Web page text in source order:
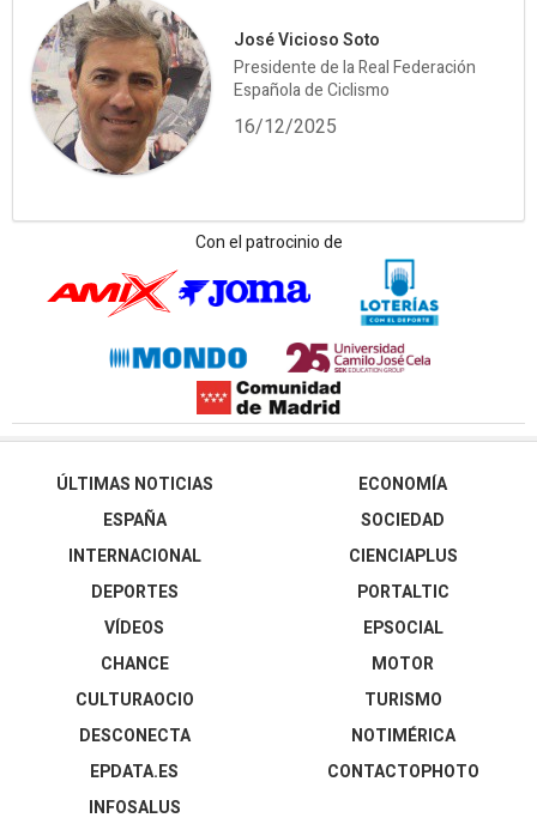
José Vicioso Soto
Presidente de la Real Federación
Española de Ciclismo
16/12/2025
Con el patrocinio de
ÚLTIMAS NOTICIAS
ESPAÑA
INTERNACIONAL
DEPORTES
VÍDEOS
ECONOMÍA
SOCIEDAD
CIENCIAPLUS
PORTALTIC
EPSOCIAL
CHANCE
CULTURAOCIO
DESCONECTA
EPDATA.ES
INFOSALUS
MOTOR
TURISMO
NOTIMÉRICA
CONTACTOPHOTO